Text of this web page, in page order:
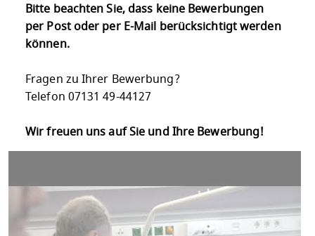
Bitte beachten Sie, dass keine Bewerbungen
per Post oder per E-Mail berücksichtigt werden
können.
Fragen zu Ihrer Bewerbung?
Telefon 07131 49-44127
Wir freuen uns auf Sie und Ihre Bewerbung!